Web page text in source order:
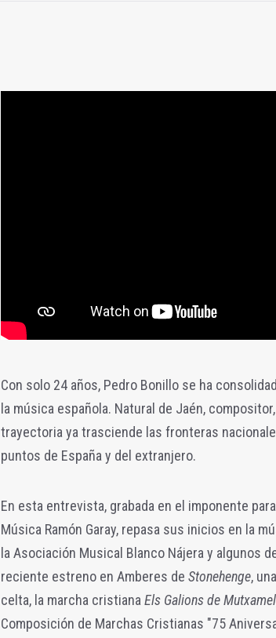
Con solo 24 años, Pedro Bonillo se ha
la música española. Natural de Jaén,
trayectoria ya trasciende las fronteras
puntos de España y del extranjero.
En esta entrevista, grabada en el imponente
Música Ramón Garay, repasa sus inicios en la
la Asociación Musical Blanco Nájera y algunos
reciente estreno en Amberes de Stonehenge,
celta, la marcha cristianaEls Galions de Mutxamel
Composición de Marchas Cristianas "75